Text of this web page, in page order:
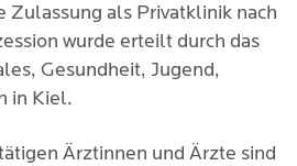
Zulassung als Privatklinik nach
wurde erteilt durch das
Gesundheit, Jugend,
in Kiel.
Ärztinnen und Ärzte sind